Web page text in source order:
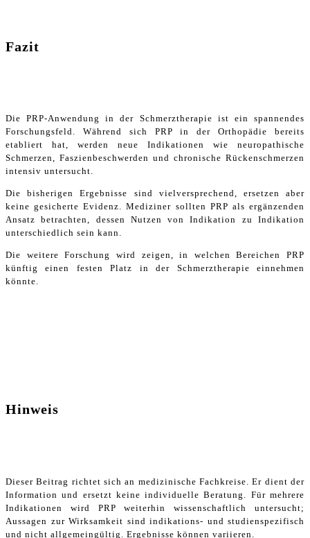
Fazit
Die PRP-Anwendung in der Schmerztherapie ist ein spannendes
Forschungsfeld. Während sich PRP in der Orthopädie bereits
etabliert hat, werden neue Indikationen wie neuropathische
Schmerzen, Faszienbeschwerden und chronische Rückenschmerzen
intensiv untersucht.
Die bisherigen Ergebnisse sind vielversprechend, ersetzen aber
keine gesicherte Evidenz. Mediziner sollten PRP als ergänzenden
Ansatz betrachten, dessen Nutzen von Indikation zu Indikation
unterschiedlich sein kann.
Die weitere Forschung wird zeigen, in welchen Bereichen PRP
künftig einen festen Platz in der Schmerztherapie einnehmen
könnte.
Hinweis
Dieser Beitrag richtet sich an medizinische Fachkreise. Er dient der
Information und ersetzt keine individuelle Beratung. Für mehrere
Indikationen wird PRP weiterhin wissenschaftlich untersucht;
Aussagen zur Wirksamkeit sind indikations- und studienspezifisch
und nicht allgemeingültig. Ergebnisse können variieren.